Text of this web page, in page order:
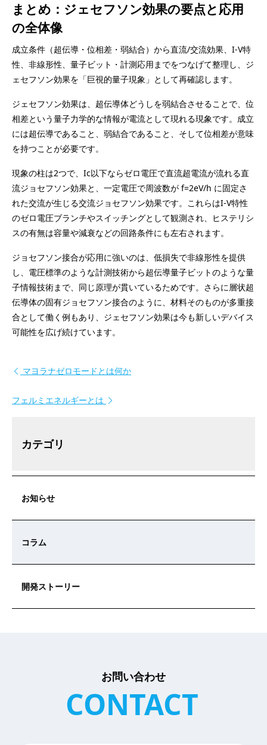
カテゴリ
お知らせ
コラム
開発ストーリー
まとめ：ジェセフソン効果の要点と応用
の全体像
成立条件（超伝導・位相差・弱結合）から直流/交流効果、I-V特
性、非線形性、量子ビット・計測応用までをつなげて整理し、ジ
ェセフソン効果を「巨視的量子現象」として再確認します。
ジェセフソン効果は、超伝導体どうしを弱結合させることで、位
相差という量子力学的な情報が電流として現れる現象です。成立
には超伝導であること、弱結合であること、そして位相差が意味
を持つことが必要です。
現象の柱は2つで、Ic以下ならゼロ電圧で直流超電流が流れる直
流ジョセフソン効果と、一定電圧で周波数が f=2eV/h に固定さ
れた交流が生じる交流ジョセフソン効果です。これらはI-V特性
のゼロ電圧ブランチやスイッチングとして観測され、ヒステリシ
スの有無は容量や減衰などの回路条件にも左右されます。
ジョセフソン接合が応用に強いのは、低損失で非線形性を提供
し、電圧標準のような計測技術から超伝導量子ビットのような量
子情報技術まで、同じ原理が貫いているためです。さらに層状超
伝導体の固有ジョセフソン接合のように、材料そのものが多重接
合として働く例もあり、ジェセフソン効果は今も新しいデバイス
可能性を広げ続けています。
投稿ナビゲーション
マヨラナゼロモードとは何か
フェルミエネルギーとは
お問い合わせ
CONTACT